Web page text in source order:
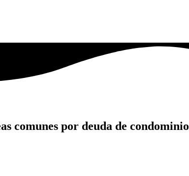
comunes por deuda de condominio